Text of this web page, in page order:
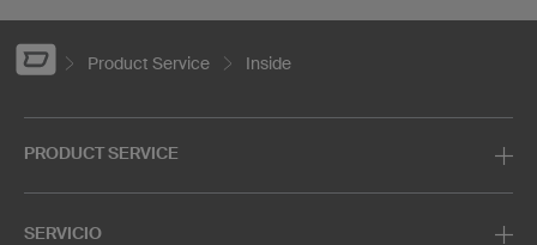
Product Service Inside
PRODUCT SERVICE
SERVICIO